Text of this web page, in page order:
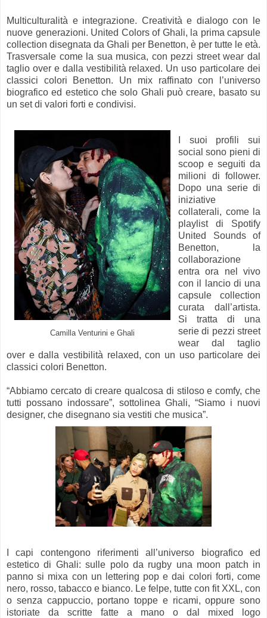
Multiculturalità e integrazione. Creatività e dialogo con le
nuove generazioni. United Colors of Ghali, la prima capsule
collection disegnata da Ghali per Benetton, è per tutte le età.
Trasversale come la sua musica, con pezzi street wear dal
taglio over e dalla vestibilità relaxed. Un uso particolare dei
classici colori Benetton. Un mix raffinato con l’universo
biografico ed estetico che solo Ghali può creare, basato su
un set di valori forti e condivisi.
Camilla Venturini e Ghali
I suoi profili sui
social sono pieni di
scoop e seguiti da
milioni di follower.
Dopo una serie di
iniziative
collaterali, come la
playlist di Spotify
United Sounds of
Benetton, la
collaborazione
entra ora nel vivo
con il lancio di una
capsule collection
curata dall’artista.
Si tratta di una
serie di pezzi street
wear dal taglio
over e dalla vestibilità relaxed, con un uso particolare dei
classici colori Benetton.
“Abbiamo cercato di creare qualcosa di stiloso e comfy, che
tutti possano indossare”, sottolinea Ghali, “Siamo i nuovi
designer, che disegnano sia vestiti che musica”.
I capi contengono riferimenti all’universo biografico ed
estetico di Ghali: sulle polo da rugby una moon patch in
panno si mixa con un lettering pop e dai colori forti, come
nero, rosso, tabacco e bianco. Le felpe, tutte con fit XXL, con
o senza cappuccio, portano toppe e ricami, oppure sono
istoriate da scritte fatte a mano o dal mixed logo